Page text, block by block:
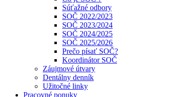
Súťažné odbory
SOČ 2022/2023
SOČ 2023/2024
SOČ 2024/2025
SOČ 2025/2026
Prečo písať SOČ?
Koordinátor SOČ
Záujmové útvary
Dentálny denník
Užitočné linky
Pracovné ponuky